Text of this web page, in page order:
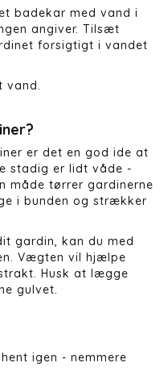
badekar med vand i
angiver. Tilsæt
forsigtigt i vandet
vand.
er det en god ide at
stadig er lidt våde -
måde tørrer gardinerne
i bunden og strækker
gardin, kan du med
Vægten vil hjælpe
Husk at lægge
gulvet.
igen - nemmere